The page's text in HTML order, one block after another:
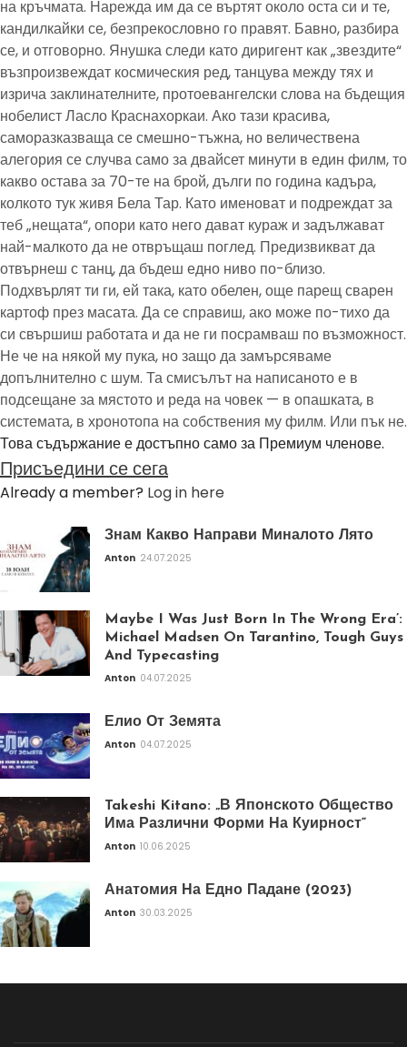
на кръчмата. Нарежда им да се въртят около оста си и те,
кандилкайки се, безпрекословно го правят. Бавно, разбира
се, и отговорно. Янушка следи като диригент как „звездите“
възпроизвеждат космическия ред, танцува между тях и
изрича заклинателните, протоевангелски слова на бъдещия
нобелист Ласло Краснахоркаи. Ако тази красива,
саморазказваща се смешно-тъжна, но величествена
алегория се случва само за двайсет минути в един филм, то
какво остава за 70-те на брой, дълги по година кадъра,
колкото тук живя Бела Тар. Като именоват и подреждат за
теб „нещата“, опори като него дават кураж и задължават
най-малкото да не отвръщаш поглед. Предизвикват да
отвърнеш с танц, да бъдеш едно ниво по-близо.
Подхвърлят ти ги, ей така, като обелен, още парещ сварен
картоф през масата. Да се справиш, ако може по-тихо да
си свършиш работата и да не ги посрамваш по възможност.
Не че на някой му пука, но защо да замърсяваме
допълнително с шум. Та смисълът на написаното е в
подсещане за мястото и реда на човек — в опашката, в
системата, в хронотопа на собствения му филм. Или пък не.
Това съдържание е достъпно само за Премиум членове.
Присъедини се сега
Already a member? Log in here
Знам Какво Направи Миналото Лято
Anton 24.07.2025
Maybe I Was Just Born In The Wrong Era’:
Michael Madsen On Tarantino, Tough Guys
And Typecasting
Anton 04.07.2025
Елио От Земята
Anton 04.07.2025
Takeshi Kitano: „В Японското Общество
Има Различни Форми На Куирност“
Anton 10.06.2025
Анатомия На Едно Падане (2023)
Anton 30.03.2025